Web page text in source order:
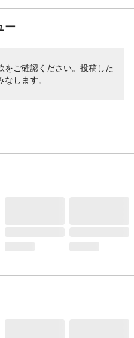
ー
をご確認ください。投稿した
します。